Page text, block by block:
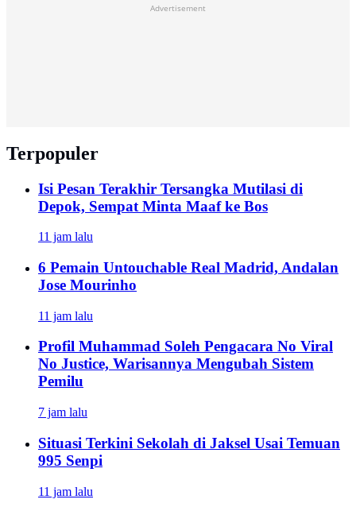
Advertisement
Terpopuler
Isi Pesan Terakhir Tersangka Mutilasi di
Depok, Sempat Minta Maaf ke Bos
11 jam lalu
6 Pemain Untouchable Real Madrid, Andalan
Jose Mourinho
11 jam lalu
Profil Muhammad Soleh Pengacara No Viral
No Justice, Warisannya Mengubah Sistem
Pemilu
7 jam lalu
Situasi Terkini Sekolah di Jaksel Usai Temuan
995 Senpi
11 jam lalu